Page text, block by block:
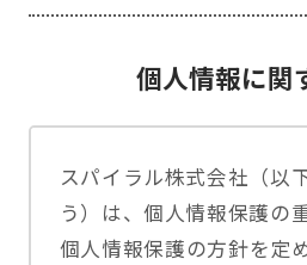
個人情報に関
スパイラル株式会社（以
う）は、個人情報保護の
個人情報保護の方針を定